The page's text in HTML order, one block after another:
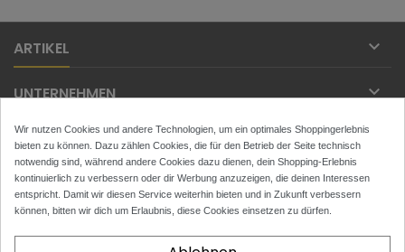
ARTIKEL 
UNTERNEHMEN 
IHR KONTO 
KONTAKT 
NEWSLETTER
Wir nutzen Cookies und andere Technologien, um ein optimales Shoppingerlebnis
bieten zu können. Dazu zählen Cookies, die für den Betrieb der Seite technisch
notwendig sind, während andere Cookies dazu dienen, dein Shopping-Erlebnis
kontinuierlich zu verbessern oder dir Werbung anzuzeigen, die deinen Interessen
entspricht. Damit wir diesen Service weiterhin bieten und in Zukunft verbessern
können, bitten wir dich um Erlaubnis, diese Cookies einsetzen zu dürfen.